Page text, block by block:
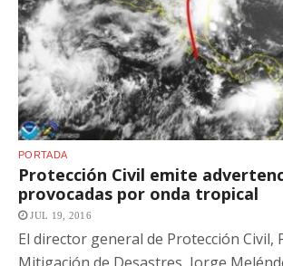
PORTADA
Protección Civil emite
provocadas por onda tropical
JUL 19, 2016
El director general de Protección Civil,